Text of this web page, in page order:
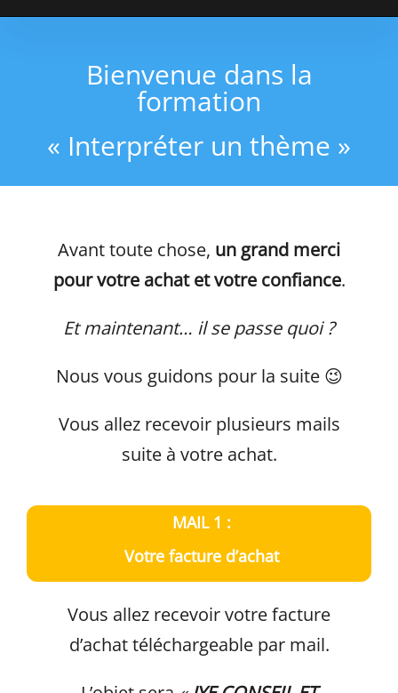
Passer
Bienvenue dans la
formation
« Interpréter un thème »
Avant toute chose, un grand merci
pour votre achat et votre confiance.
Et maintenant… il se passe quoi ?
Nous vous guidons pour la suite 😉
Vous allez recevoir plusieurs mails
suite à votre achat.
MAIL 1 :
Votre facture d’achat
Vous allez recevoir votre facture
d’achat téléchargeable par mail.